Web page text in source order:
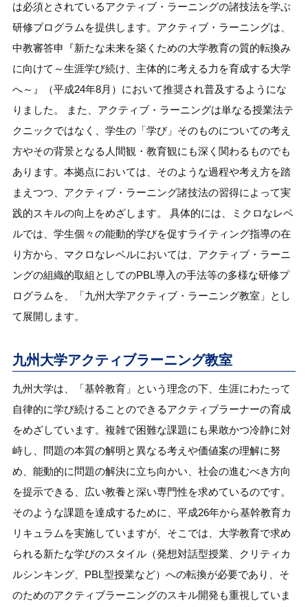
は必須とされているアクティブ・ラーニングの諸技法を学ぶ
研修プログラムを提供します。アクティブ・ラーニングは、
中教審答申『新たな未来を築くための大学教育の質的転換み
に向けて～生涯学び続け、主体的に考える力を育成する大学
へ～』（平成24年8月）において推奨され普及するようにな
りました。 また、アクティブ・ラーニングは単なる授業法テ
クニックではなく、学生の「学び」そのものについての考え
方やその背景となる人間観・教育観にも深く関わるものでも
あります。本拠点においては、そのような過程や考え方を踏
まえつつ、アクティブ・ラーニング諸技法の習得によって実
践的スキルの向上をめざします。 具体的には、ミクロなレベ
ルでは、学生個々の能動的学びを促すライティング指導の在
り方から、マクロなレベルにおいては、アクティブ・ラーニ
ングの組織的取組としてのPBL導入の手法等の多様な研修プ
ログラムを、「九州大学アクティブ・ラーニング教室」とし
て展開します。
九州大学アクティブラーニング教室
九州大学は、「基幹教育」という理念の下、生涯にわたって
自律的に学び続けることのできるアクティブラーナーの育成
をめざしています。複雑で困難な課題にも果敢かつ冷静に対
峙し、問題の本質の解明と異なる考えや価値案の理解に努
め、能動的に問題の解決に立ち向かい、社会の進むべき方向
を提示できる、広い教養と深い専門性を求めているのです。
そのような課題を達成するために、平成26年から基幹教育カ
リキュラムを実施していますが、そこでは、大学教育で求め
られる新たな学びのスタイル（発想対話型授業、クリティカ
ルシンキング、PBL型授業など）への転換が必要であり、そ
のためのアクティブラーニングのスキル開発も重視していま